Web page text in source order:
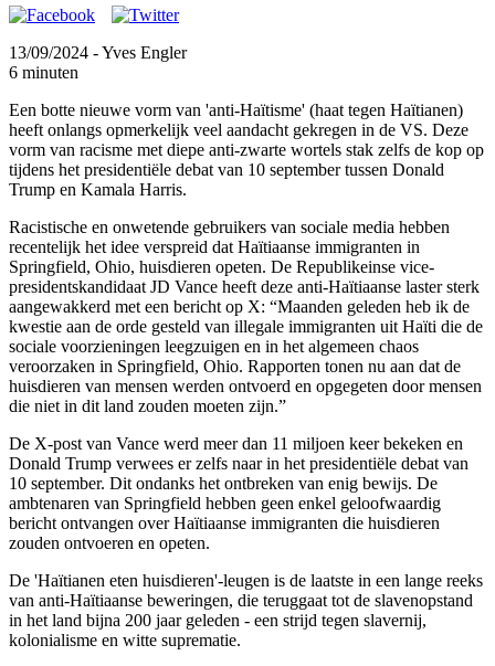
13/09/2024 - Yves Engler
6 minuten
Een botte nieuwe vorm van 'anti-Haïtisme' (haat tegen Haïtianen)
heeft onlangs opmerkelijk veel aandacht gekregen in de VS. Deze
vorm van racisme met diepe anti-zwarte wortels stak zelfs de kop op
tijdens het presidentiële debat van 10 september tussen Donald
Trump en Kamala Harris.
Racistische en onwetende gebruikers van sociale media hebben
recentelijk het idee verspreid dat Haïtiaanse immigranten in
Springfield, Ohio, huisdieren opeten. De Republikeinse vice-
presidentskandidaat JD Vance heeft deze anti-Haïtiaanse laster sterk
aangewakkerd met een bericht op X: “Maanden geleden heb ik de
kwestie aan de orde gesteld van illegale immigranten uit Haïti die de
sociale voorzieningen leegzuigen en in het algemeen chaos
veroorzaken in Springfield, Ohio. Rapporten tonen nu aan dat de
huisdieren van mensen werden ontvoerd en opgegeten door mensen
die niet in dit land zouden moeten zijn.”
De X-post van Vance werd meer dan 11 miljoen keer bekeken en
Donald Trump verwees er zelfs naar in het presidentiële debat van
10 september. Dit ondanks het ontbreken van enig bewijs. De
ambtenaren van Springfield hebben geen enkel geloofwaardig
bericht ontvangen over Haïtiaanse immigranten die huisdieren
zouden ontvoeren en opeten.
De 'Haïtianen eten huisdieren'-leugen is de laatste in een lange reeks
van anti-Haïtiaanse beweringen, die teruggaat tot de slavenopstand
in het land bijna 200 jaar geleden - een strijd tegen slavernij,
kolonialisme en witte suprematie.